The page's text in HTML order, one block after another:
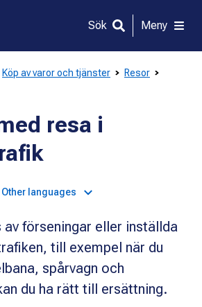
Sök Meny
Köp av varor och tjänster
Resor
resa i
Other languages
av förseningar eller inställda
till exempel när du
spårvagn och
du ha rätt till ersättning.